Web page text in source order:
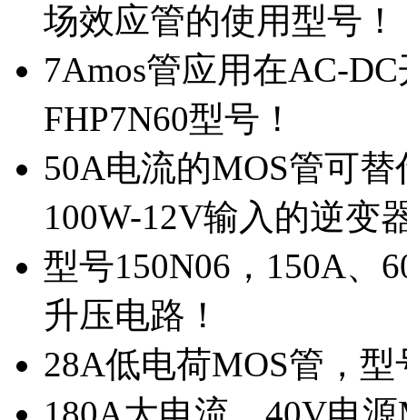
场效应管的使用型号！
7Amos管应用在AC-
FHP7N60型号！
50A电流的MOS管可
100W-12V输入的逆变
型号150N06，150A、
升压电路！
28A低电荷MOS管，